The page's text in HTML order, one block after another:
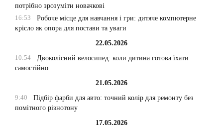
потрібно зрозуміти новачкові
16:53
Робоче місце для навчання і гри: дитяче компютерне
крісло як опора для постави та уваги
22.05.2026
10:54
Двоколісний велосипед: коли дитина готова їхати
самостійно
21.05.2026
9:40
Підбір фарби для авто: точний колір для ремонту без
помітного різнотону
17.05.2026